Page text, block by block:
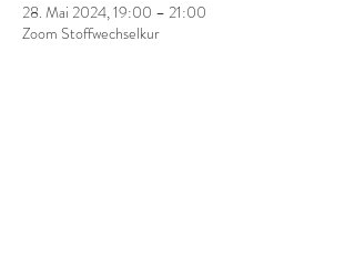
28. Mai 2024, 19:00 – 21:00
Zoom Stoffwechselkur